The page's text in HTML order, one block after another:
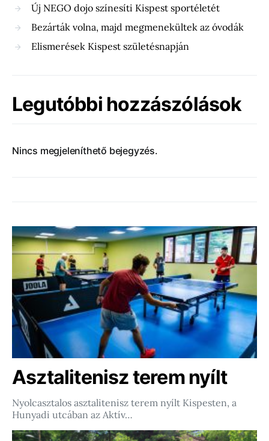
Új NEGO dojo színesíti Kispest sportéletét
Bezárták volna, majd megmenekültek az óvodák
Elismerések Kispest születésnapján
Legutóbbi hozzászólások
Nincs megjeleníthető bejegyzés.
Asztalitenisz terem nyílt
Nyolcasztalos asztalitenisz terem nyílt Kispesten, a
Hunyadi utcában az Aktív…